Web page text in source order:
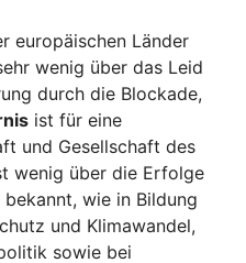
europäischen Länder
wenig über das Leid
durch die Blockade,
ist für eine
und Gesellschaft des
wenig über die Erfolge
wie in Bildung
und Klimawandel,
sowie bei